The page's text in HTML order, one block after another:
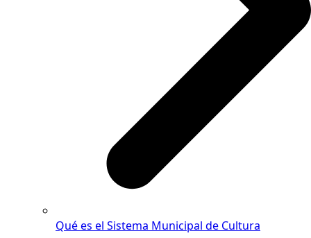
Qué es el Sistema Municipal de Cultura